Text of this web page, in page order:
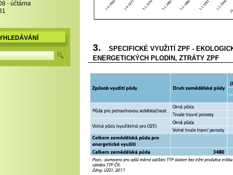
3. SPECIFICKÉ VYUŽITÍ ZPF -
ENERGETICKÝCH PLODIN, ZTRÁTY ZPF
- účtárna
YHLEDÁVÁNÍ